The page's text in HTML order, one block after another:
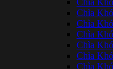
Chìa
Chìa
Chìa
Chìa
Chìa
Chìa
Chìa